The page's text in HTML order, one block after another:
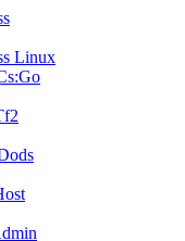
Linux